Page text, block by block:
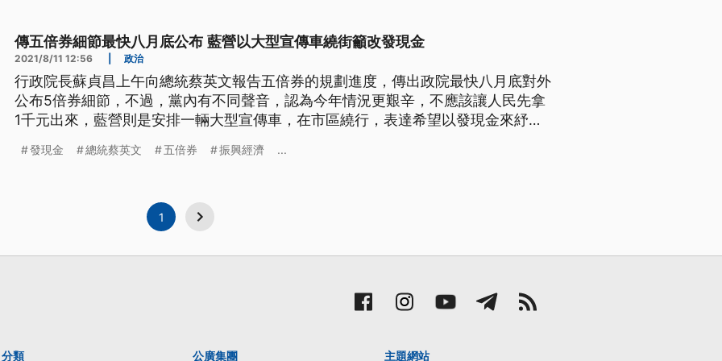
傳五倍券細節最快八月底公布 藍營以大型宣傳車繞街籲改發現金
2021/8/11 12:56 政治
行政院長蘇貞昌上午向總統蔡英文報告五倍券的規劃進度，傳出政院最快八月底對外
公布5倍券細節，不過，黨內有不同聲音，認為今年情況更艱辛，不應該讓人民先拿
1千元出來，藍營則是安排一輛大型宣傳車，在市區繞行，表達希望以發現金來紓困
發現金 總統蔡英文 五倍券 振興經濟 ...
1
分類 公廣集團 主題網站